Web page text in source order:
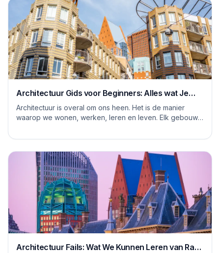
Architectuur Gids voor Beginners: Alles wat Je
Moet Weten
Architectuur is overal om ons heen. Het is de manier
waarop we wonen, werken, leren en leven. Elk gebouw
Architectuur Fails: Wat We Kunnen Leren van Rare